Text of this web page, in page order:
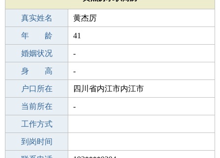
真实姓名 黄杰厉
性 别 男
年 龄 41
出生年月 1985-03-02
婚姻状况 -
学 历 职校/技校
身 高 -
毕业学校 南昌市轻工技工学校
户口所在 四川省内江市内江市
所学专业 -
当前所在 -
工作经验
工作方式
驾 照
到岗时间